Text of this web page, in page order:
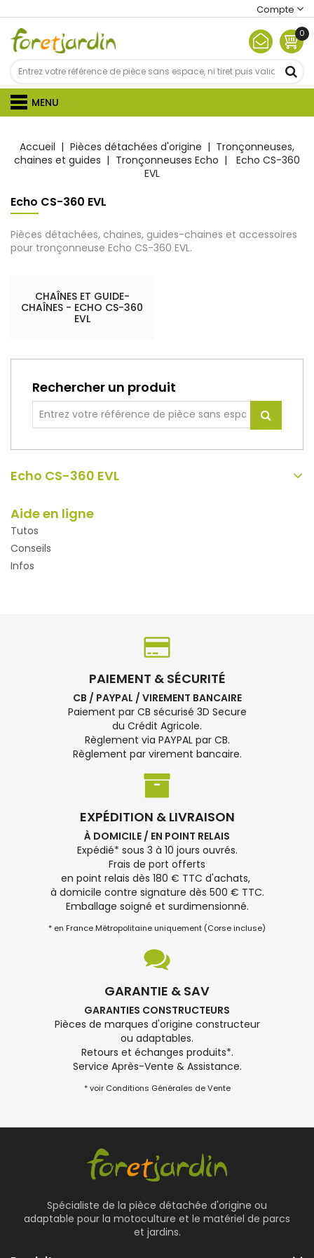
Compte
0
MENU
Accueil Pièces détachées d'origine
Tronçonneuses,
chaines et guides
Tronçonneuses Echo
Echo CS-360
EVL
Echo CS-360 EVL
Pièces détachées, chaines, guides-chaines et accessoires
pour tronçonneuse Echo CS-360 EVL.
CHAÎNES ET GUIDE-
CHAÎNES - ECHO CS-360
EVL
Rechercher un produit
Echo CS-360 EVL
Aide en ligne
Tutos
Conseils
Infos
PAIEMENT & SÉCURITÉ
CB / PAYPAL / VIREMENT BANCAIRE
Paiement par CB sécurisé 3D Secure
du Crédit Agricole.
Règlement via PAYPAL par CB.
Règlement par virement bancaire.
EXPÉDITION & LIVRAISON
À DOMICILE / EN POINT RELAIS
Expédié* sous 3 à 10 jours ouvrés.
Frais de port offerts
en point relais dès 180 € TTC d'achats,
à domicile contre signature dès 500 € TTC.
Emballage soigné et surdimensionné.
* en France Métropolitaine uniquement (Corse incluse)
GARANTIE & SAV
GARANTIES CONSTRUCTEURS
Pièces de marques d'origine constructeur
ou adaptables.
Retours et échanges produits*.
Service Après-Vente & Assistance.
* voir Conditions Générales de Vente
Spécialiste de la pièce détachée d'origine ou
adaptable pour la motoculture et le matériel de parcs
et jardins.